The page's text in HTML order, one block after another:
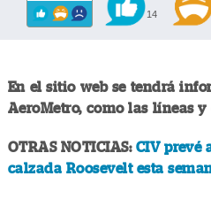
14
En el sitio web se tendrá
AeroMetro, como las líneas
OTRAS NOTICIAS: CIV prevé
calzada Roosevelt esta